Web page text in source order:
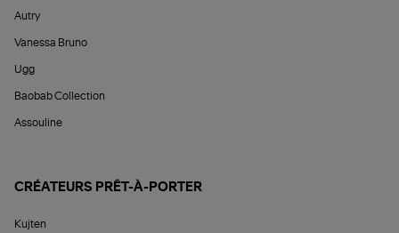
Autry
Vanessa Bruno
Ugg
Baobab Collection
Assouline
CRÉATEURS PRÊT-À-PORTER
Kujten